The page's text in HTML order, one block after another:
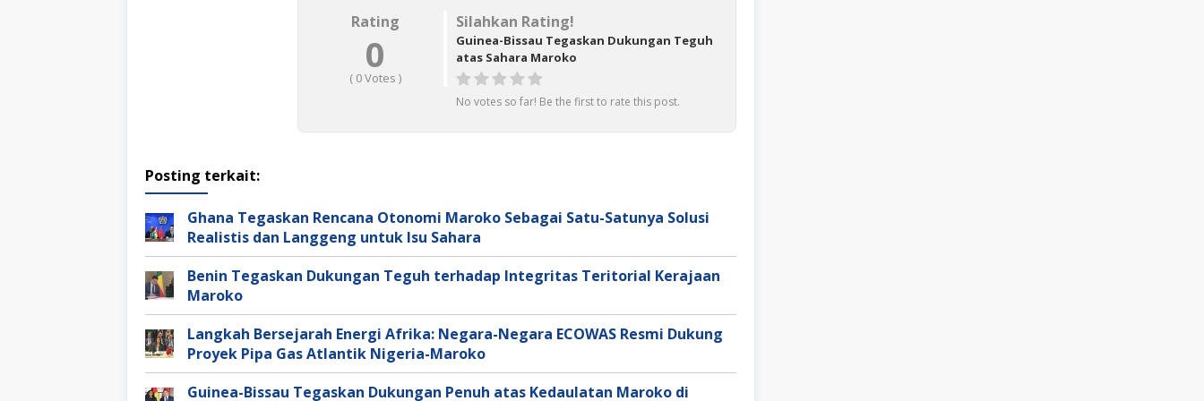
Rating
0
( 0Votes )
Silahkan Rating!
Guinea-Bissau Tegaskan Dukungan Teguh
atas Sahara Maroko
No votes so far! Be the first to rate this post.
Posting terkait:
Ghana Tegaskan Rencana Otonomi Maroko Sebagai Satu-Satunya Solusi
Realistis dan Langgeng untuk Isu Sahara
Benin Tegaskan Dukungan Teguh terhadap Integritas Teritorial Kerajaan
Maroko
Langkah Bersejarah Energi Afrika: Negara-Negara ECOWAS Resmi Dukung
Proyek Pipa Gas Atlantik Nigeria-Maroko
Guinea-Bissau Tegaskan Dukungan Penuh atas Kedaulatan Maroko di